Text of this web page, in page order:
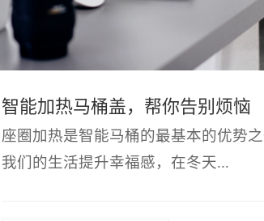
智能加热马桶盖，帮你告别烦恼
座圈加热是智能马桶的最基本的优势
我们的生活提升幸福感，在冬天...